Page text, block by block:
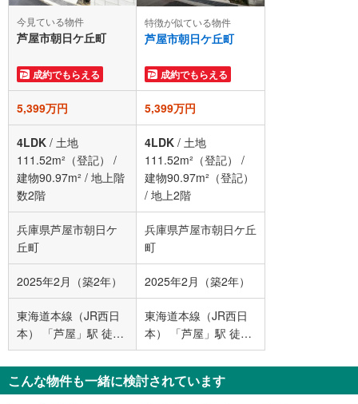
今見ている物件
芦屋市朝日ケ丘町
成約でもらえる
特徴が似ている物件
芦屋市朝日ケ丘町
成約でもらえる
5,399万円 5,399万円
4LDK / 土地
111.52m²（登記）
/
建物90.97m² / 地上階
数2階
4LDK / 土地
111.52m²（登記）
/
建物90.97m²（登記）
/ 地上2階
兵庫県芦屋市朝日ケ
丘町
兵庫県芦屋市朝日ケ丘
町
2025年2月（築2年） 2025年2月（築2年）
東海道本線（JR西日
本） 「芦屋」駅 徒歩
22分
東海道本線（JR西日
本） 「芦屋」駅 徒歩
22分
こんな物件も一緒に検討されています